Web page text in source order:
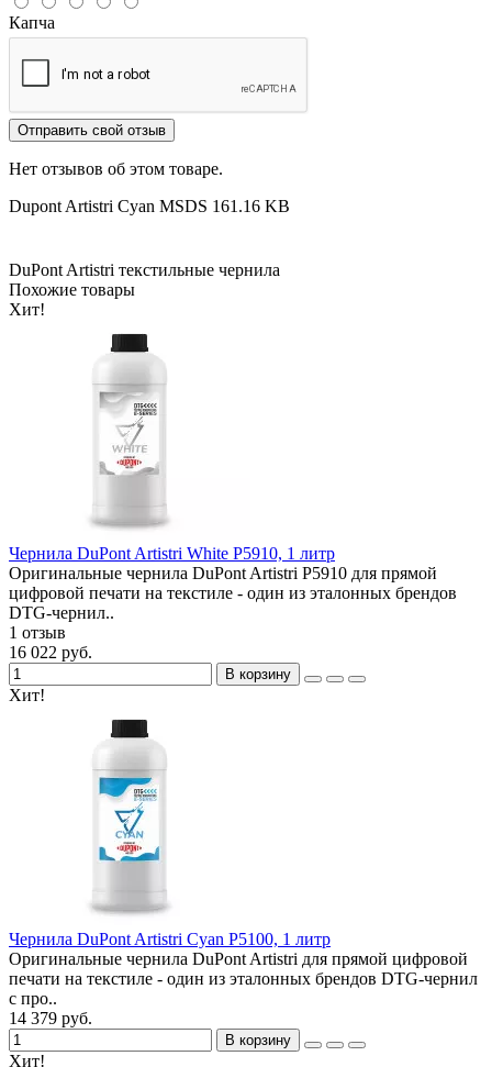
Капча
Отправить свой отзыв
Нет отзывов об этом товаре.
Dupont Artistri Cyan MSDS 161.16 KB
DuPont Artistri текстильные чернила
Похожие товары
Хит!
Чернила DuPont Artistri White P5910, 1 литр
Оригинальные чернила DuPont Artistri P5910 для прямой
цифровой печати на текстиле - один из эталонных брендов
DTG-чернил..
1 отзыв
16 022 руб.
В корзину
Хит!
Чернила DuPont Artistri Cyan P5100, 1 литр
Оригинальные чернила DuPont Artistri для прямой цифровой
печати на текстиле - один из эталонных брендов DTG-чернил
с про..
14 379 руб.
В корзину
Хит!